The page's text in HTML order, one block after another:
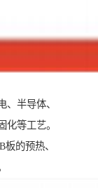
半导体、
等工艺。
的预热、